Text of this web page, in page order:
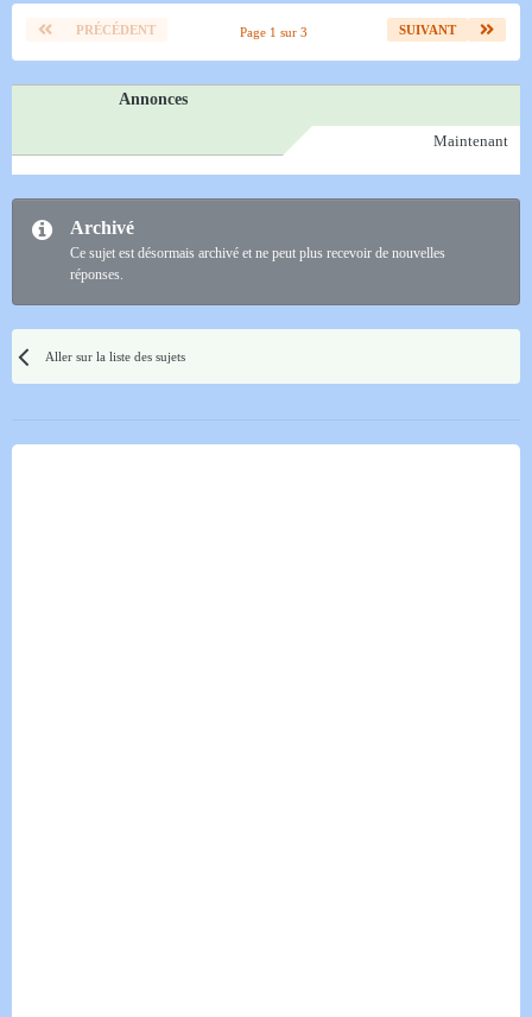
PRÉCÉDENT SUIVANT
Page 1 sur 3
Annonces
Maintenant
Archivé
Ce sujet est désormais archivé et ne peut plus recevoir de nouvelles
réponses.
Aller sur la liste des sujets